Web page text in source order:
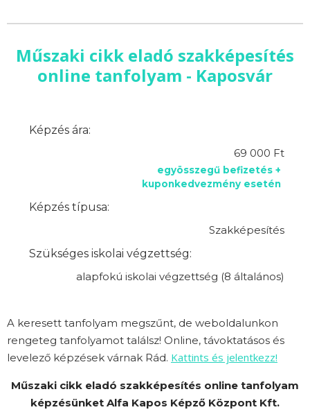
Műszaki cikk eladó szakképesítés
online tanfolyam - Kaposvár
Képzés ára:
69 000 Ft
egyösszegű befizetés +
kuponkedvezmény esetén
Képzés típusa:
Szakképesítés
Szükséges iskolai végzettség:
alapfokú iskolai végzettség (8 általános)
A keresett tanfolyam megszűnt, de weboldalunkon
rengeteg tanfolyamot találsz! Online, távoktatásos és
levelező képzések várnak Rád. Kattints és jelentkezz!
Műszaki cikk eladó szakképesítés online tanfolyam
képzésünket Alfa Kapos Képző Központ Kft.